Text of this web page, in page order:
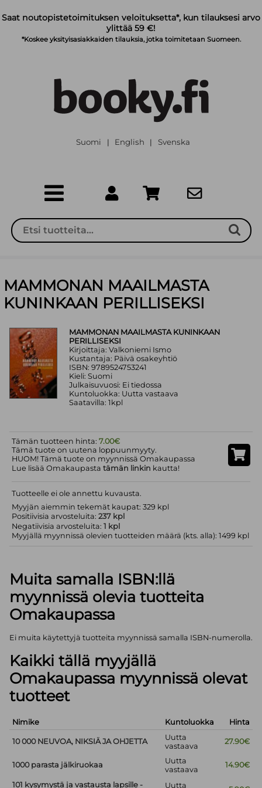
Saat noutopistetoimituksen veloituksetta*, kun tilauksesi arvo
ylittää 59 €!
*Koskee yksityisasiakkaiden tilauksia, jotka toimitetaan Suomeen.
Suomi | English | Svenska
MAMMONAN MAAILMASTA
KUNINKAAN PERILLISEKSI
MAMMONAN MAAILMASTA KUNINKAAN
PERILLISEKSI
Kirjoittaja: Valkoniemi Ismo
Kustantaja: Päivä osakeyhtiö
ISBN: 9789524753241
Kieli: Suomi
Julkaisuvuosi: Ei tiedossa
Kuntoluokka: Uutta vastaava
Saatavilla: 1kpl
Tämän tuotteen hinta:7.00€
Tämä tuote on uutena loppuunmyyty.
HUOM! Tämä tuote on myynnissä Omakaupassa
Lue lisää Omakaupastatämän linkin kautta!
Tuotteelle ei ole annettu kuvausta.
Myyjän aiemmin tekemät kaupat: 329 kpl
Positiivisia arvosteluita:237 kpl
Negatiivisia arvosteluita:1 kpl
Myyjällä myynnissä olevien tuotteiden määrä (kts. alla): 1499 kpl
Muita samalla ISBN:llä
myynnissä olevia tuotteita
Omakaupassa
Ei muita käytettyjä tuotteita myynnissä samalla ISBN-numerolla.
Kaikki tällä myyjällä
Omakaupassa myynnissä olevat
tuotteet
Nimike Kuntoluokka Hinta
10 000 NEUVOA, NIKSIÄ JA OHJETTA
Uutta
vastaava
27.90€
1000 parasta jälkiruokaa
Uutta
vastaava
14.90€
101 kysymystä ja vastausta lapsille -
Uutta